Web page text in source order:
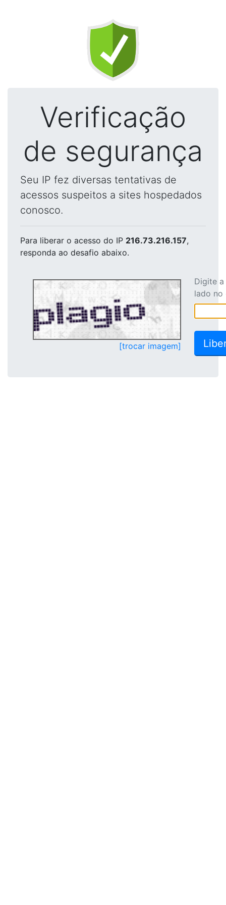
Verificação
de segurança
Seu IP fez diversas tentativas de
acessos suspeitos a sites hospedados
conosco.
Para liberar o acesso do IP 216.73.216.157,
responda ao desafio abaixo.
[trocar imagem]
Digite
lado no